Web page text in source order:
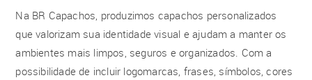
Na BR Capachos, produzimos capachos personalizados
que valorizam sua identidade visual e ajudam a manter os
ambientes mais limpos, seguros e organizados. Com a
possibilidade de incluir logomarcas, frases, símbolos, cores